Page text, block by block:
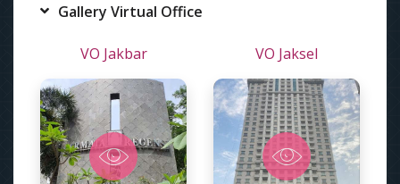
Gallery Virtual Office
VO Jakbar VO Jaksel